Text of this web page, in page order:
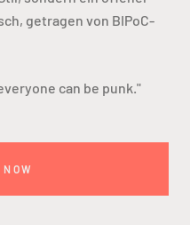
getragen von BIPoC-
can be punk."
NOW